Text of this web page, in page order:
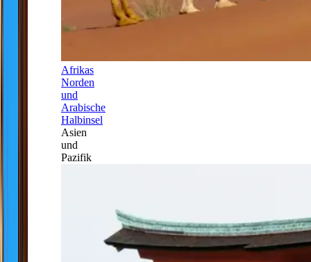
Afrikas
Norden
und
Arabische
Halbinsel
Asien
und
Pazifik